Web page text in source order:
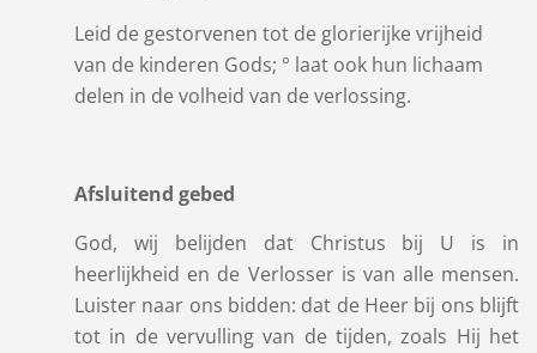
Leid de gestorvenen tot de glorierijke vrijheid
van de kinderen Gods; ° laat ook hun lichaam
delen in de volheid van de verlossing.
Afsluitend gebed
God, wij belijden dat Christus bij U is in
heerlijkheid en de Verlosser is van alle mensen.
Luister naar ons bidden: dat de Heer bij ons blijft
tot in de vervulling van de tijden, zoals Hij het